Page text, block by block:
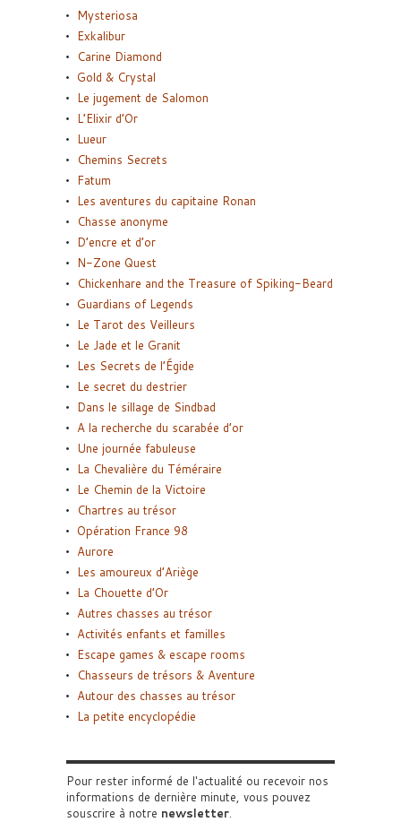
Mysteriosa
Exkalibur
Carine Diamond
Gold & Crystal
Le jugement de Salomon
L’Elixir d’Or
Lueur
Chemins Secrets
Fatum
Les aventures du capitaine Ronan
Chasse anonyme
D’encre et d’or
N-Zone Quest
Chickenhare and the Treasure of Spiking-Beard
Guardians of Legends
Le Tarot des Veilleurs
Le Jade et le Granit
Les Secrets de l’Égide
Le secret du destrier
Dans le sillage de Sindbad
A la recherche du scarabée d’or
Une journée fabuleuse
La Chevalière du Téméraire
Le Chemin de la Victoire
Chartres au trésor
Opération France 98
Aurore
Les amoureux d’Ariège
La Chouette d’Or
Autres chasses au trésor
Activités enfants et familles
Escape games & escape rooms
Chasseurs de trésors & Aventure
Autour des chasses au trésor
La petite encyclopédie
Pour rester informé de l'actualité ou recevoir nos
informations de dernière minute, vous pouvez
souscrire à notre newsletter.